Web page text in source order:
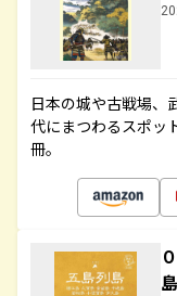
日本の城や古戦場、
代にまつわるスポッ
冊。